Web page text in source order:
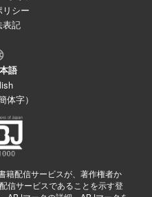
シー
表記
語
体字）
籍配信サービスが、著作権者か
信サービスであることを示す登